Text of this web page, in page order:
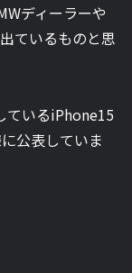
ディーラーや
ているものと思
ているiPhone15
公表していま